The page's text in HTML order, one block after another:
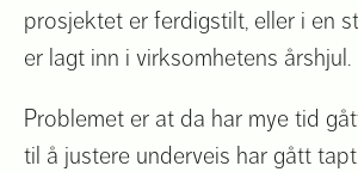
prosjektet er ferdigstilt, eller i en
er lagt inn i virksomhetens årshjul.
Problemet er at da har mye tid
til å justere underveis har gått